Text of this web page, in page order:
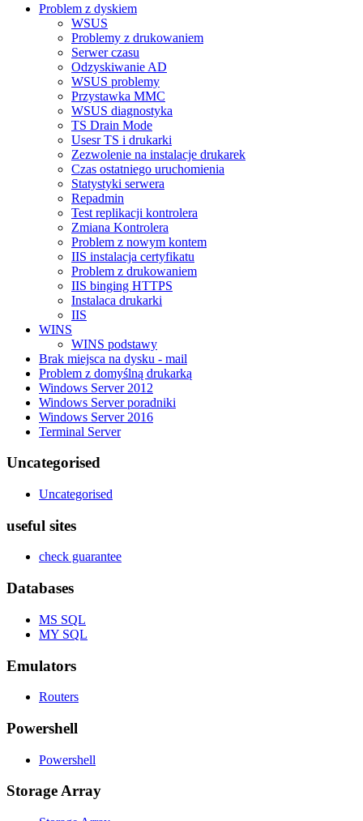
Problem z dyskiem
WSUS
Problemy z drukowaniem
Serwer czasu
Odzyskiwanie AD
WSUS problemy
Przystawka MMC
WSUS diagnostyka
TS Drain Mode
Usesr TS i drukarki
Zezwolenie na instalacje drukarek
Czas ostatniego uruchomienia
Statystyki serwera
Repadmin
Test replikacji kontrolera
Zmiana Kontrolera
Problem z nowym kontem
IIS instalacja certyfikatu
Problem z drukowaniem
IIS binging HTTPS
Instalaca drukarki
IIS
WINS
WINS podstawy
Brak miejsca na dysku - mail
Problem z domyślną drukarką
Windows Server 2012
Windows Server poradniki
Windows Server 2016
Terminal Server
Uncategorised
Uncategorised
useful sites
check guarantee
Databases
MS SQL
MY SQL
Emulators
Routers
Powershell
Powershell
Storage Array